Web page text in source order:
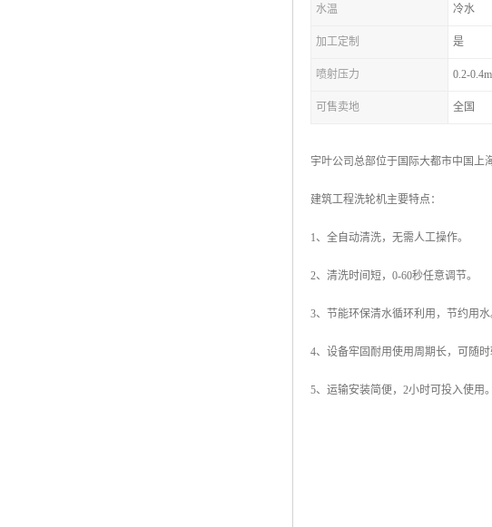
水温 冷水
加工定制 是
喷射压力 0.2-
可售卖地 全国
宇叶公司总部位于国际大都市中国上
建筑工程洗轮机主要特点：
1、全自动清洗，无需人工操作。
2、清洗时间短，0-60秒任意调节。
3、节能环保清水循环利用，节约用水
4、设备牢固耐用使用周期长，可随时
5、运输安装简便，2小时可投入使用。